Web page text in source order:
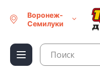
Воронеж-
Семилуки